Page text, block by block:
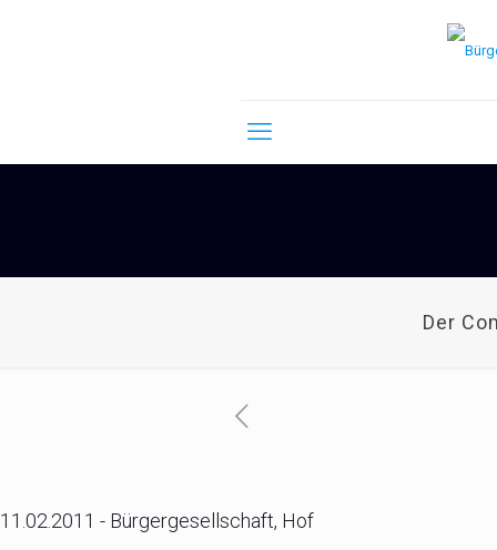
Der
11.02.2011 - Bürgergesellschaft, Hof